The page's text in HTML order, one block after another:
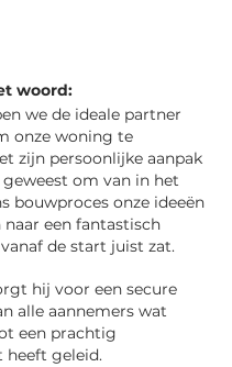
woord:
we de ideale partner
onze woning te
zijn persoonlijke aanpak
om van in het
bouwproces onze ideeën
een fantastisch
de start juist zat.
hij voor een secure
alle aannemers wat
een prachtig
heeft geleid.